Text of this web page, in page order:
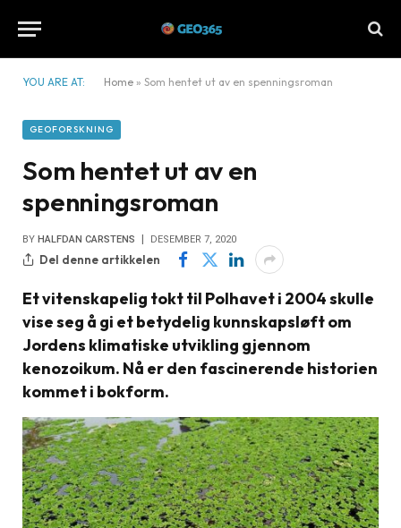
YOU ARE AT: Home » Som hentet ut av en spenningsroman
GEOFORSKNING
Som hentet ut av en
spenningsroman
BY HALFDAN CARSTENS DESEMBER 7, 2020
Del denne artikkelen
Et vitenskapelig tokt til Polhavet i 2004 skulle
vise seg å gi et betydelig kunnskapsløft om
Jordens klimatiske utvikling gjennom
kenozoikum. Nå er den fascinerende historien
kommet i bokform.